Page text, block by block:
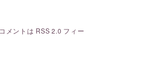
メントは RSS 2.0 フィー